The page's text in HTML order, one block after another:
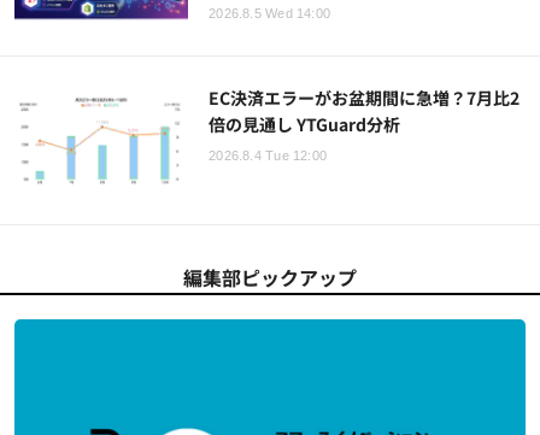
2026.8.5 Wed 14:00
EC決済エラーがお盆期間に急増？7月比2
倍の見通し YTGuard分析
2026.8.4 Tue 12:00
編集部ピックアップ